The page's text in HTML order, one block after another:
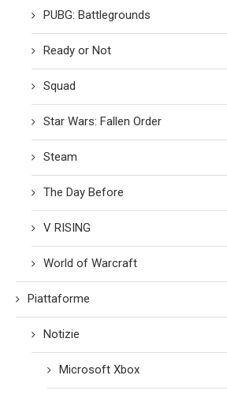
PUBG: Battlegrounds
Ready or Not
Squad
Star Wars: Fallen Order
Steam
The Day Before
V RISING
World of Warcraft
Piattaforme
Notizie
Microsoft Xbox